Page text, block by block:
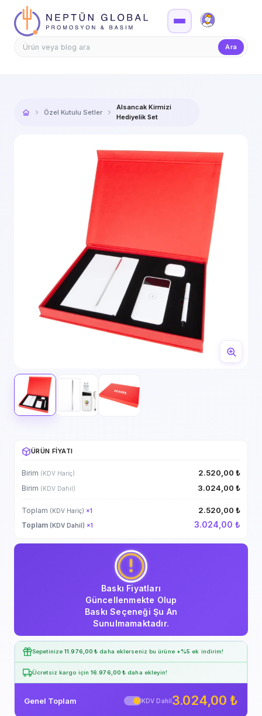
Firma Girişi
Ara
Özel Kutulu Setler
Alsancak Kirmizi
Hediyelik Set
ÜRÜN FIYATI
Birim (KDV Hariç) 2.520,00 ₺
Birim (KDV Dahil) 3.024,00 ₺
Toplam (KDV Hariç) ×1 2.520,00 ₺
Toplam (KDV Dahil) ×1 3.024,00 ₺
Baskı Fiyatları
Güncellenmekte Olup
Baskı Seçeneği Şu An
Sunulmamaktadır.
Sepetinize11.976,00 ₺ daha eklerseniz bu ürüne +%5 ek indirim!
Ücretsiz kargo için 16.976,00 ₺ daha ekleyin!
Genel Toplam KDV Dahil3.024,00 ₺